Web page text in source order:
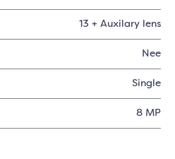
13 + Auxilary lens
Nee
Single
8 MP